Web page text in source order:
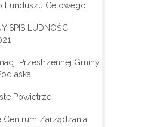
Funduszu Celowego
SPIS LUDNOŚCI I
Przestrzennej Gminy
Powietrze
Zarządzania